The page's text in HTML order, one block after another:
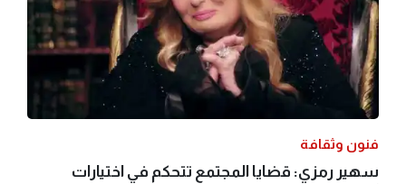
فنون وثقافة
سهير رمزي: قضايا المجتمع تتحكم في اختيارات